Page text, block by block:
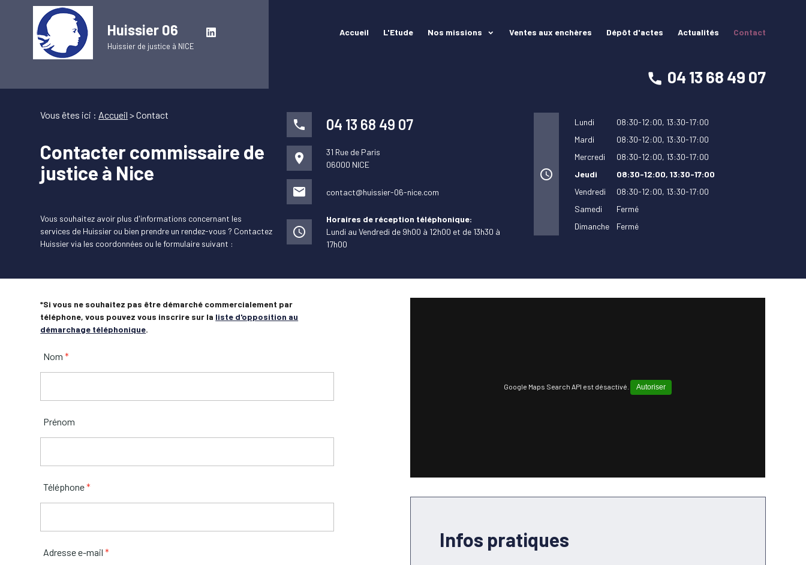
Huissier 06
Huissier de justice à NICE
Accueil L'Etude Nos missions Ventes aux enchères Dépôt d'actes Actualités Contact
04 13 68 49 07
Vous êtes ici : Accueil > Contact
Contacter commissaire de
justice à Nice
Vous souhaitez avoir plus d'informations concernant les
services de Huissier ou bien prendre un rendez-vous ? Contactez
Huissier via les coordonnées ou le formulaire suivant :
phone 04 13 68 49 07
place
31 Rue de Paris
06000 NICE
mail contact@huissier-06-nice.com
access_time
Horaires de réception téléphonique:
Lundi au Vendredi de 9h00 à 12h00 et de 13h30 à
17h00
access_time
Lundi 08:30-12:00, 13:30-17:00
Mardi
08:30-12:00, 13:30-17:00
Mercredi
08:30-12:00, 13:30-17:00
Jeudi
08:30-12:00, 13:30-17:00
Vendredi
08:30-12:00, 13:30-17:00
Samedi
Fermé
Dimanche
Fermé
*Si vous ne souhaitez pas être démarché commercialement par
téléphone, vous pouvez vous inscrire sur la liste d'opposition au
démarchage téléphonique.
Nom*
Prénom
Téléphone*
Adresse e-mail*
Google Maps Search API est désactivé. Autoriser
Infos pratiques
Panneau de gestion des cookies